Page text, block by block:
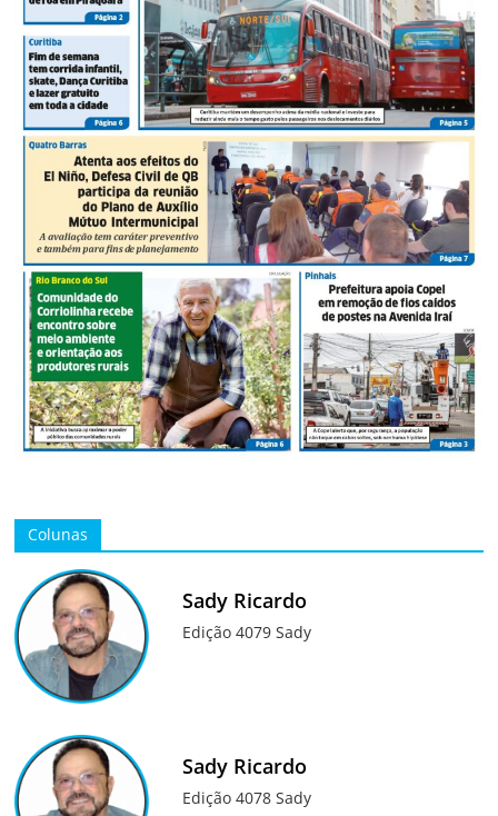
Colunas
Sady Ricardo
Edição 4079 Sady
Sady Ricardo
Edição 4078 Sady